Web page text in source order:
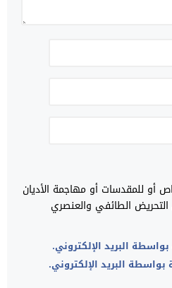
أو للمقدسات أو مهاجمة الأديان
التحريض الطائفي والعنصري
البريد الإلكتروني.
بواسطة البريد الإلكتروني.